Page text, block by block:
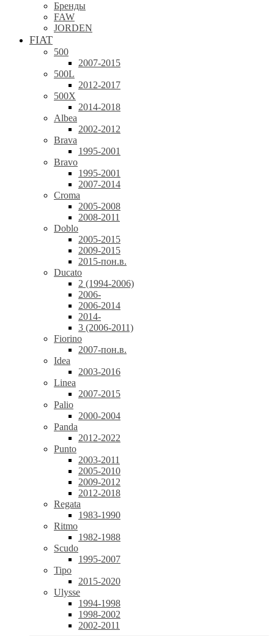
Бренды
FAW
JORDEN
FIAT
500
2007-2015
500L
2012-2017
500X
2014-2018
Albea
2002-2012
Brava
1995-2001
Bravo
1995-2001
2007-2014
Croma
2005-2008
2008-2011
Doblo
2005-2015
2009-2015
2015-пон.в.
Ducato
2 (1994-2006)
2006-
2006-2014
2014-
3 (2006-2011)
Fiorino
2007-пон.в.
Idea
2003-2016
Linea
2007-2015
Palio
2000-2004
Panda
2012-2022
Punto
2003-2011
2005-2010
2009-2012
2012-2018
Regata
1983-1990
Ritmo
1982-1988
Scudo
1995-2007
Tipo
2015-2020
Ulysse
1994-1998
1998-2002
2002-2011